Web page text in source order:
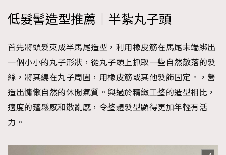
低髮髻造型推薦｜半紮丸子頭
首先將頭髮束成半馬尾造型，利用橡皮筋在馬尾末端綁出
一個小小的丸子形狀，從丸子頭上抓取一些自然散落的髮
絲，將其繞在丸子周圍，用橡皮筋或其他髮飾固定。，營
造出慵懶自然的休閒氣質。與過於精緻工整的造型相比，
適度的蓬鬆感和散亂感，令整體髮型顯得更加年輕有活
力。